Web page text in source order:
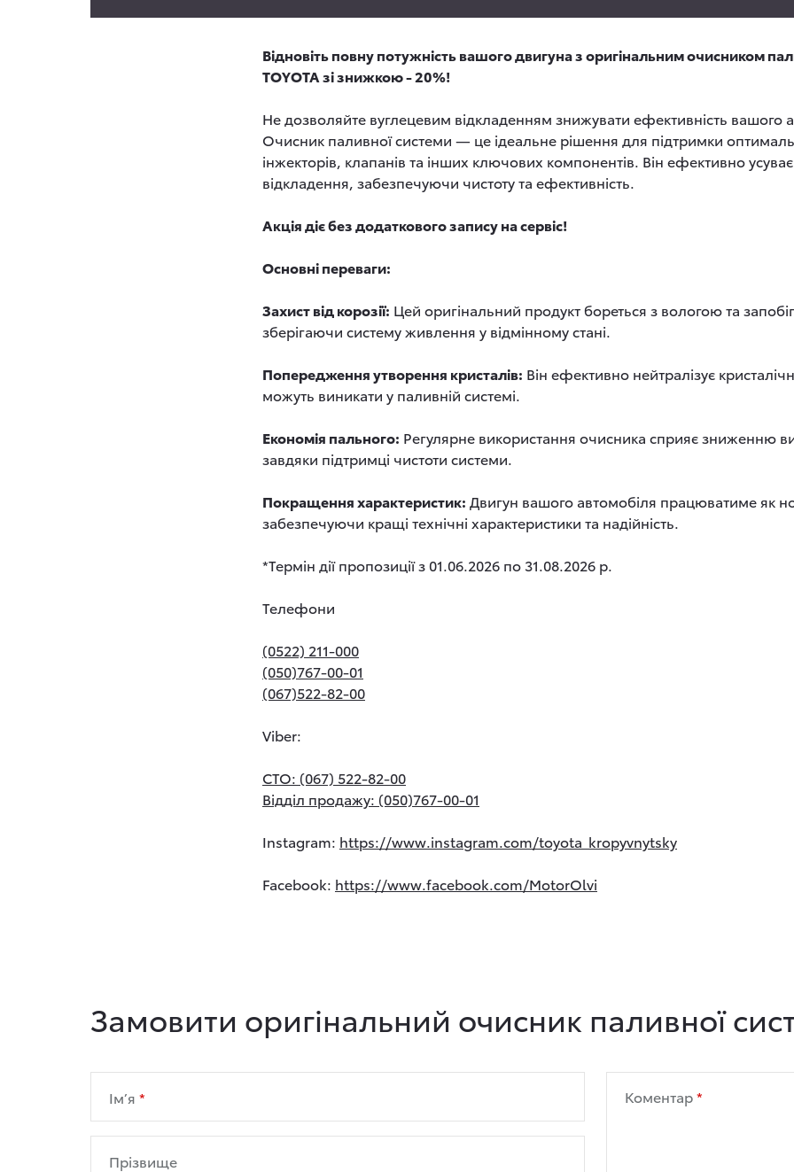
Відновіть повну потужність вашого двигуна з оригінальним очисником
TOYOTA зі знижкою - 20%!
Не дозволяйте вуглецевим відкладенням знижувати ефективність вашого
Очисник паливної системи — це ідеальне рішення для підтримки
інжекторів, клапанів та інших ключових компонентів. Він ефективно
відкладення, забезпечуючи чистоту та ефективність.
Акція діє без додаткового запису на сервіс!
Основні переваги:
Захист від корозії: Цей оригінальний продукт бореться з вологою та
зберігаючи систему живлення у відмінному стані.
Попередження утворення кристалів: Він ефективно нейтралізує
можуть виникати у паливній системі.
Економія пального: Регулярне використання очисника сприяє зниженню
завдяки підтримці чистоти системи.
Покращення характеристик: Двигун вашого автомобіля працюватиме як
забезпечуючи кращі технічні характеристики та надійність.
*Термін дії пропозиції з 01.06.2026 по 31.08.2026 р.
Телефони
(0522) 211-000
(050)767-00-01
(067)522-82-00
Viber:
СТО: (067) 522-82-00
Відділ продажу: (050)767-00-01
Instagram: https://www.instagram.com/toyota_kropyvnytsky
Facebook: https://www.facebook.com/MotorOlvi
Замовити оригінальний очисник паливної
Ім’я
Прізвище
Коментар